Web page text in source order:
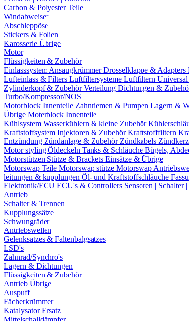
Carbon & Polyester Teile
Windabweiser
Abschleppöse
Stickers & Folien
Karosserie Übrige
Motor
Flüssigkeiten & Zubehör
Einlasssystem AnsaugkrümmerDrosselklappe & Adapters
Lufteinlass & Filters Luftfiltersysteme Luftfiltern
Zylinderkopf & ZubehörVerteilung Dichtungen &
Turbo/Kompressor/NOS
Motorblock Innenteile Zahnriemen & Pumpen Lagern &
Übrige Moterblock Innenteile
Kühlsystem Wasserkühlern & kleine Zubehör
Kraftstoffsystem Injektoren & ZubehörKraftstofffiltern
Entzündung Zündanlage & Zubehör Zündkabels
Motor styling Öldeckeln Tanks & Schläuche Bügels,
Motorstützen Stütze & Brackets Einsätze & Übrige
Motorswap Teile Motorswap stütze Motorswap
leitungen & kupplungen Öl- und Kraftstoffschläuche
Elektronik/ECU ECU's & Controllers Sensoren | Schalter
Antrieb
Schalter & Trennen
Kupplungssätze
Schwungräder
Antriebswellen
Gelenksatzes & Faltenbalgsatzes
LSD's
Zahnrad/Synchro's
Lagern & Dichtungen
Flüssigkeiten & Zubehör
Antrieb Übrige
Auspuff
Fächerkrümmer
Katalysator Ersatz
Mittelschalldämpfer